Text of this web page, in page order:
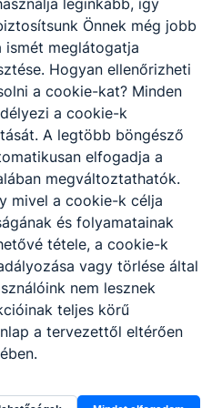
leginkább, így
Önnek még jobb
ismét meglátogatja
Hogyan ellenőrizheti
a cookie-kat? Minden
a cookie-k
A legtöbb böngésző
elfogadja a
megváltoztathatók.
mivel a cookie-k célja
és folyamatainak
tétele, a cookie-k
vagy törlése által
nem lesznek
teljes körű
a tervezettől eltérően